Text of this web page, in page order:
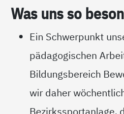
Was uns so
Ein Schwerpunkt
pädagogischen
Bildungsbereich
wir daher
Bezirkssportanlage,